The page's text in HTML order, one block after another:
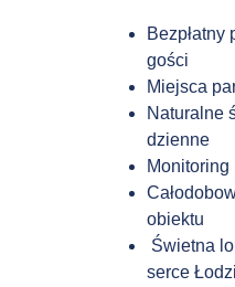
Bezpłatny
gości
Miejsca
Naturalne
dzienne
Monitoring
obiektu
Świetna
serce Łodzi